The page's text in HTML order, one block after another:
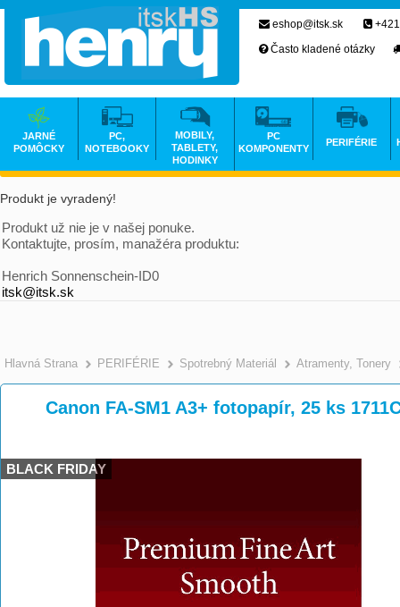
Produkt je vyradený!
Produkt už nie je v našej ponuke.
Kontaktujte, prosím, manažéra produktu:
Henrich Sonnenschein-ID0
itsk@itsk.sk
Hlavná Strana >
PERIFÉRIE >
Spotrebný Materiál >
Atramenty, Tonery
Canon FA-SM1 A3+ fotopapír, 25 ks
BLACK FRIDAY
eshop@itsk.sk
Často kladené otázky
JARNÉ
POMÔCKY
PC,
NOTEBOOKY
MOBILY,
TABLETY,
HODINKY
PC
KOMPONENTY
PERIFÉRIE